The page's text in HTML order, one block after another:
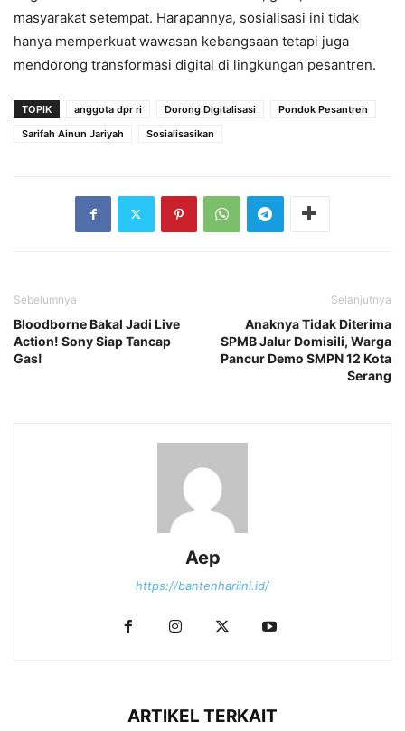
masyarakat setempat. Harapannya, sosialisasi ini tidak
hanya memperkuat wawasan kebangsaan tetapi juga
mendorong transformasi digital di lingkungan pesantren.
TOPIK anggota dpr ri Dorong Digitalisasi
Pondok Pesantren
Sarifah Ainun Jariyah
Sosialisasikan
Sebelumnya
Bloodborne Bakal Jadi Live
Action! Sony Siap Tancap
Gas!
Selanjutnya
Anaknya Tidak Diterima
SPMB Jalur Domisili, Warga
Pancur Demo SMPN 12 Kota
Serang
Aep
https://bantenhariini.id/
ARTIKEL TERKAIT